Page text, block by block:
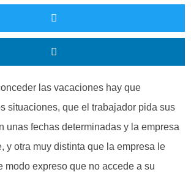
las vacaciones hay que
situaciones, que el trabajador pida sus
unas fechas determinadas y la empresa
y otra muy distinta que la empresa le
modo expreso que no accede a su